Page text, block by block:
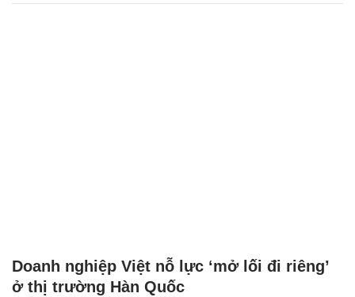
Doanh nghiệp Việt nỗ lực ‘mở lối đi riêng’
ở thị trường Hàn Quốc